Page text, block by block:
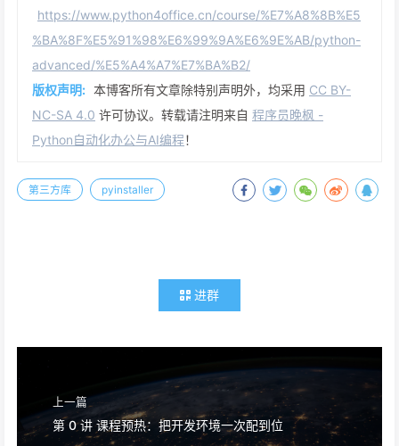
https://www.python4office.cn/course/%E7%A8%8B%E5
%BA%8F%E5%91%98%E6%99%9A%E6%9E%AB/python-
advanced/%E5%A4%A7%E7%BA%B2/
版权声明: 本博客所有文章除特别声明外，均采用 CC BY-
NC-SA 4.0 许可协议。转载请注明来自 程序员晚枫 -
Python自动化办公与AI编程！
第三方库 pyinstaller
进群
上一篇
第 0 讲 课程预热：把开发环境一次配到位